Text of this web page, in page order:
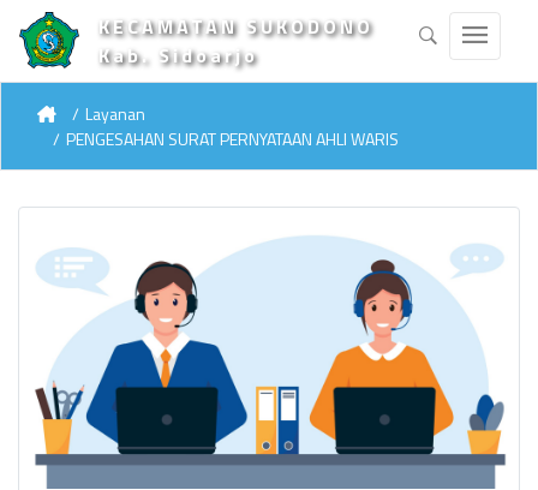
KECAMATAN SUKODONO
Kab. Sidoarjo
Layanan
PENGESAHAN SURAT PERNYATAAN AHLI WARIS